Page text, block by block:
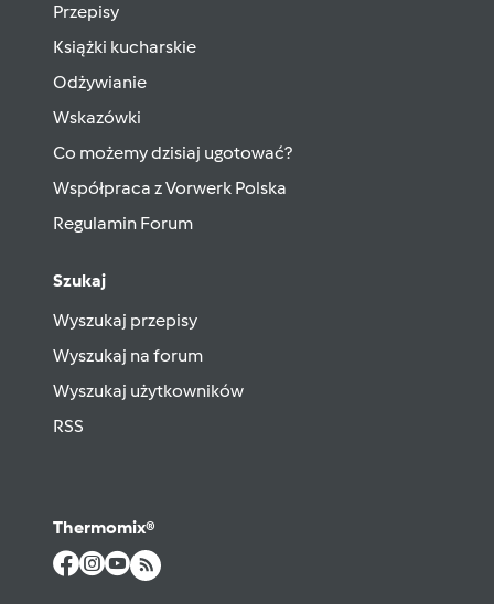
Przepisy
Książki kucharskie
Odżywianie
Wskazówki
Co możemy dzisiaj ugotować?
Współpraca z Vorwerk Polska
Regulamin Forum
Szukaj
Wyszukaj przepisy
Wyszukaj na forum
Wyszukaj użytkowników
RSS
Thermomix®